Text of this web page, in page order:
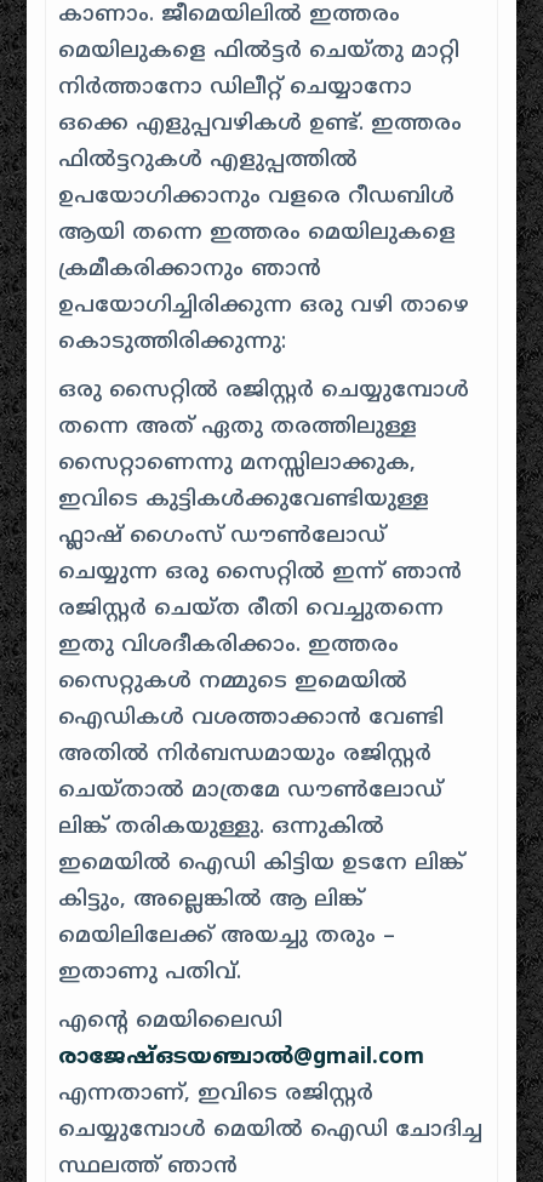
കാണാം. ജീമെയിലിൽ ഇത്തരം
മെയിലുകളെ ഫിൽട്ടർ ചെയ്തു മാറ്റി
നിർത്താനോ ഡിലീറ്റ് ചെയ്യാനോ
ഒക്കെ എളുപ്പവഴികൾ ഉണ്ട്. ഇത്തരം
ഫിൽട്ടറുകൾ എളുപ്പത്തിൽ
ഉപയോഗിക്കാനും വളരെ റീഡബിൾ
ആയി തന്നെ ഇത്തരം മെയിലുകളെ
ക്രമീകരിക്കാനും ഞാൻ
ഉപയോഗിച്ചിരിക്കുന്ന ഒരു വഴി താഴെ
കൊടുത്തിരിക്കുന്നു:
ഒരു സൈറ്റിൽ രജിസ്റ്റർ ചെയ്യുമ്പോൾ
തന്നെ അത് ഏതു തരത്തിലുള്ള
സൈറ്റാണെന്നു മനസ്സിലാക്കുക,
ഇവിടെ കുട്ടികൾക്കുവേണ്ടിയുള്ള
ഫ്ലാഷ് ഗൈംസ് ഡൗൺലോഡ്
ചെയ്യുന്ന ഒരു സൈറ്റിൽ ഇന്ന് ഞാൻ
രജിസ്റ്റർ ചെയ്‌ത രീതി വെച്ചുതന്നെ
ഇതു വിശദീകരിക്കാം. ഇത്തരം
സൈറ്റുകൾ നമ്മുടെ ഇ‌മെയിൽ
ഐഡികൾ വശത്താക്കാൻ വേണ്ടി
അതിൽ നിർബന്ധമായും രജിസ്റ്റർ
ചെയ്താൽ മാത്രമേ ഡൗൺലോഡ്
ലിങ്ക് തരികയുള്ളു. ഒന്നുകിൽ
ഇമെയിൽ ഐഡി കിട്ടിയ ഉടനേ ലിങ്ക്
കിട്ടും, അല്ലെങ്കിൽ ആ ലിങ്ക്
മെയിലിലേക്ക് അയച്ചു തരും –
ഇതാണു പതിവ്.
എന്റെ മെയിലൈഡി
രാജേഷ്ഒടയഞ്ചാൽ@gmail.com
എന്നതാണ്, ഇവിടെ രജിസ്റ്റർ
ചെയ്യുമ്പോൾ മെയിൽ ഐഡി ചോദിച്ച
സ്ഥലത്ത് ഞാൻ